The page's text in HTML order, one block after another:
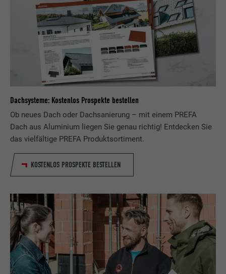
Dachsysteme: Kostenlos Prospekte bestellen
Ob neues Dach oder Dachsanierung – mit einem PREFA
Dach aus Aluminium liegen Sie genau richtig! Entdecken Sie
das vielfältige PREFA Produktsortiment.
KOSTENLOS PROSPEKTE BESTELLEN